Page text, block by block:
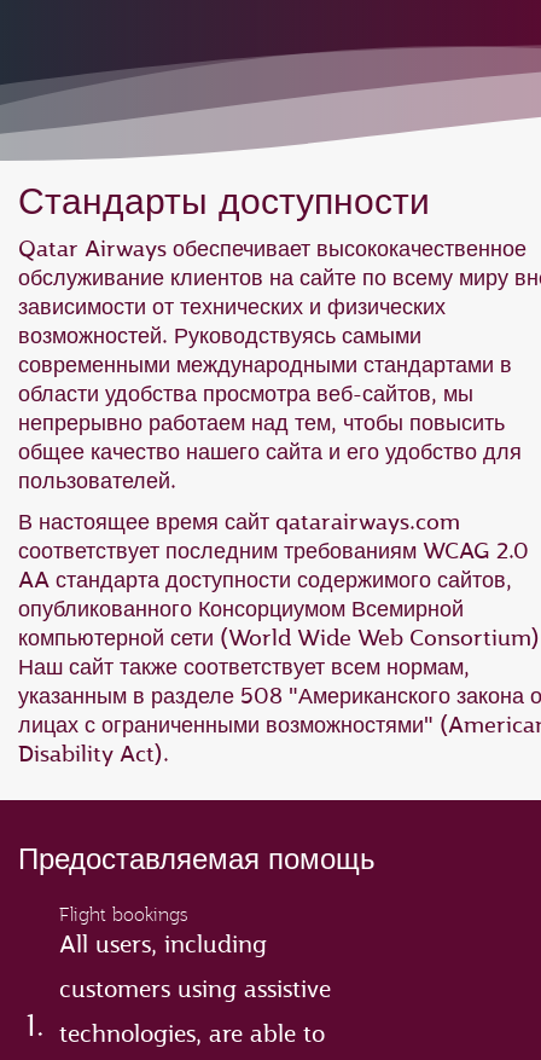
Стандарты доступности
Qatar Airways обеспечивает высококачественное
обслуживание клиентов на сайте по всему миру
зависимости от технических и физических
возможностей. Руководствуясь самыми
современными международными стандартами в
области удобства просмотра веб-сайтов, мы
непрерывно работаем над тем, чтобы повысить
общее качество нашего сайта и его удобство для
пользователей.
В настоящее время сайт qatarairways.com
соответствует последним требованиям WCAG 2.0
AA стандарта доступности содержимого сайтов,
опубликованного Консорциумом Всемирной
компьютерной сети (World Wide Web
Наш сайт также соответствует всем нормам,
указанным в разделе 508 "Американского закона о
лицах с ограниченными возможностями"
Disability Act).
Предоставляемая помощь
Flight bookings
All users, including
customers using assistive
technologies, are able to